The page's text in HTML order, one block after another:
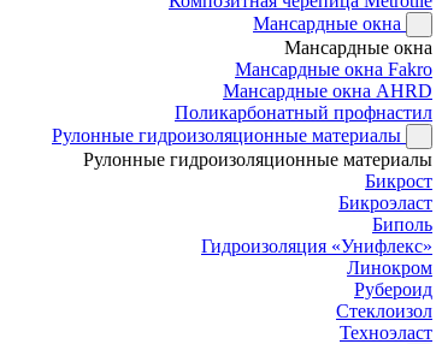
Мансардные окна
Мансардные окна
Мансардные окна Fakro
Мансардные окна AHRD
Поликарбонатный профнастил
Рулонные гидроизоляционные материалы
Рулонные гидроизоляционные материалы
Бикрост
Бикроэласт
Биполь
Гидроизоляция «Унифлекс»
Линокром
Рубероид
Стеклоизол
Техноэласт